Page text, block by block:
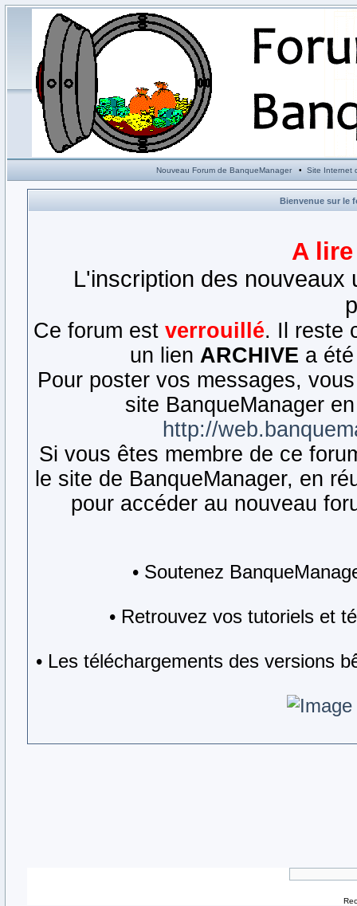
Nouveau Forum de BanqueManager• Site Internet
Bienvenue sur le
A
L'inscription des
Ce forum est verrouillé. Il reste
un lien ARCHIVE a
Pour poster vos messages,
site BanqueManager
http://
Si vous êtes membre de ce
le site de BanqueManager, en
pour accéder au nouveau
• Soutenez
• Retrouvez vos tutoriels et
• Les téléchargements des versions